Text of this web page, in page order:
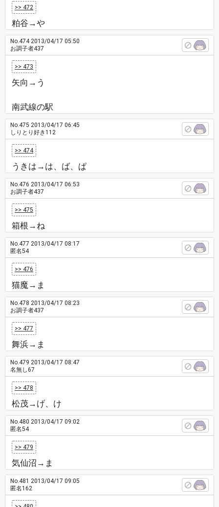
>> 472
粕谷→や
No.4742013/04/17 05:50
お調子者437
>> 473
矢向→う
南武線の駅
No.475 2013/04/17 06:45
しりとり好き112
>> 474
うきは→は、ば、ぱ
No.476 2013/04/17 06:53
お調子者437
>> 475
箱根→ね
No.477 2013/04/17 08:17
匿名54
>> 476
猫魔→ま
No.478 2013/04/17 08:23
お調子者437
>> 477
舞浜→ま
No.479 2013/04/17 08:47
名無し67
>> 478
松茂→げ、け
No.480 2013/04/17 09:02
匿名54
>> 479
気仙沼→ま
No.481 2013/04/17 09:05
匿名162